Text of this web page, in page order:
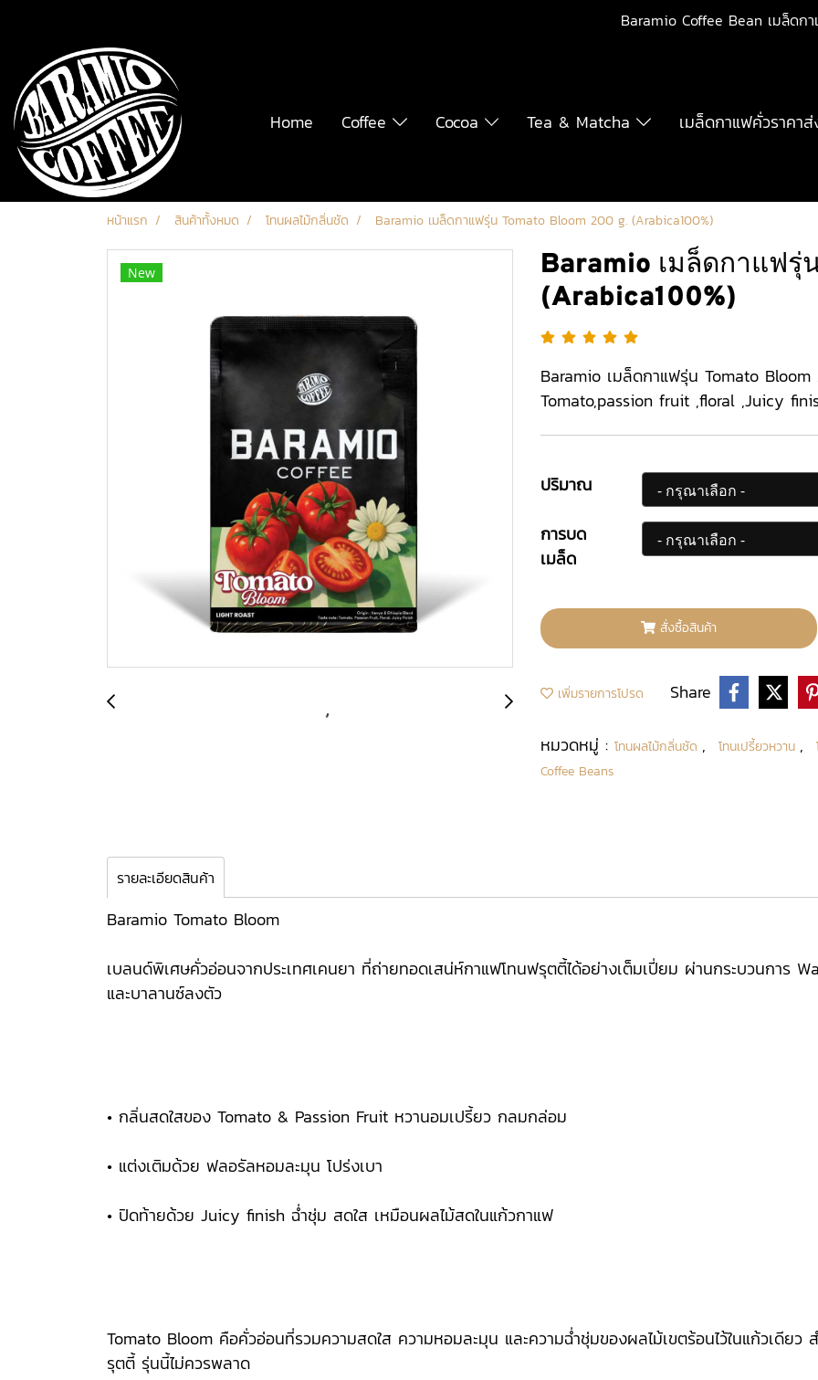
Baramio Coffee Bean เมล็ด
Home Coffee Cocoa Tea & Matcha เมล็ดกาแฟคั่วราคาส่
หน้าแรก สินค้าทั้งหมด โทนผลไม้กลิ่นชัด Baramio เมล็ดกาแฟรุ่น Tomato Bloom 200 g. (Arabica100%)
New
Baramio เมล็ดกาแฟรุ่
(Arabica100%)
Baramio เมล็ดกาแฟรุ่น Tomato
Tomato,passion fruit ,floral ,Juicy
ปริมาณ
การบด
เมล็ด
สั่งซื้อสินค้า
เพิ่มรายการโปรด Share
หมวดหมู่ : โทนผลไม้กลิ่นชัด , โทนเปรี้ยวหวาน ,
Coffee Beans
รายละเอียดสินค้า
Baramio Tomato Bloom
เบลนด์พิเศษคั่วอ่อนจากประเทศเคนยา ที่ถ่ายทอดเสน่ห์กาแฟโทนฟรุตตี้ได้อย่างเต็มเปี่ยม ผ่านกระบวนการ
และบาลานซ์ลงตัว
• กลิ่นสดใสของ Tomato & Passion Fruit หวานอมเปรี้ยว กลมกล่อม
• แต่งเติมด้วย ฟลอรัลหอมละมุน โปร่งเบา
• ปิดท้ายด้วย Juicy finish ฉ่ำชุ่ม สดใส เหมือนผลไม้สดในแก้วกาแฟ
Tomato Bloom คือคั่วอ่อนที่รวมความสดใส ความหอมละมุน และความฉ่ำชุ่มของผลไม้เขตร้อนไว้ในแก้วเดีย
รุตตี้ รุ่นนี้ไม่ควรพลาด